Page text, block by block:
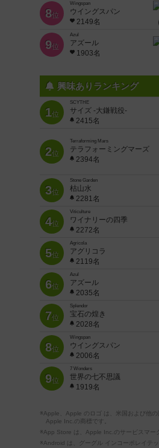
8位
Wingspan
ウイングスパン
2149名
9位
Azul
アズール
1903名
興味ありランキング
1位
SCYTHE
サイズ -大鎌戦役-
2415名
2位
Terraforming Mars
テラフォーミングマーズ
2394名
3位
Stone Garden
枯山水
2281名
4位
Viticulture
ワイナリーの四季
2272名
5位
Agricola
アグリコラ
2119名
6位
Azul
アズール
2035名
7位
Splendor
宝石の煌き
2028名
8位
Wingspan
ウイングスパン
2006名
9位
7 Wonders
世界の七不思議
1919名
※Apple、Apple のロゴ は、米国および他の
Apple Inc.の商標です。
※App Store は、Apple Inc.のサービスマー
※Android は、グーグル インコーポレイテッ